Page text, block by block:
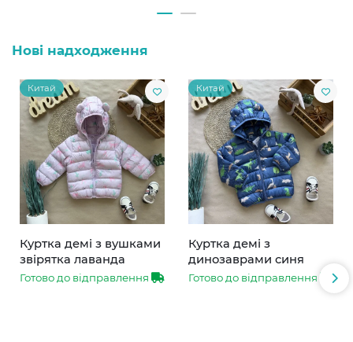
Нові надходження
Китай
Куртка демі з вушками
звірятка лаванда
Готово до відправлення
Китай
Куртка демі з
динозаврами синя
Готово до відправлення